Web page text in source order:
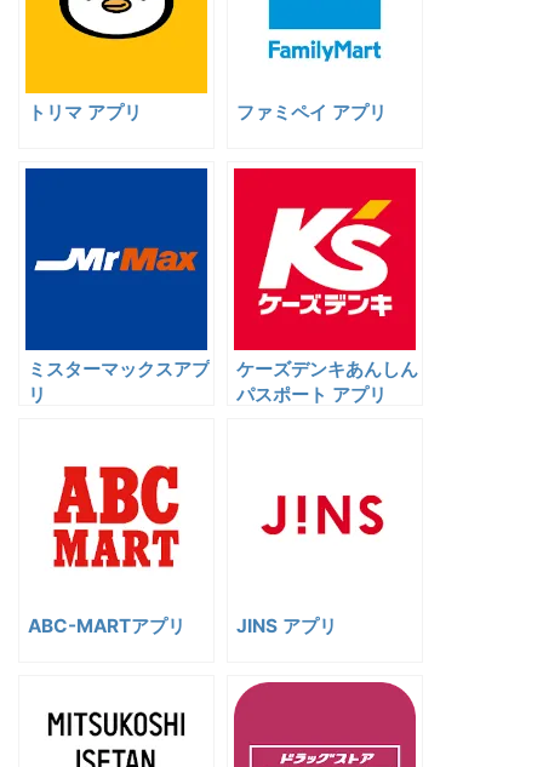
トリマ アプリ ファミペイ アプリ
ミスターマックスアプ
リ
ケーズデンキあんしん
パスポート アプリ
ABC-MARTアプリ JINS アプリ